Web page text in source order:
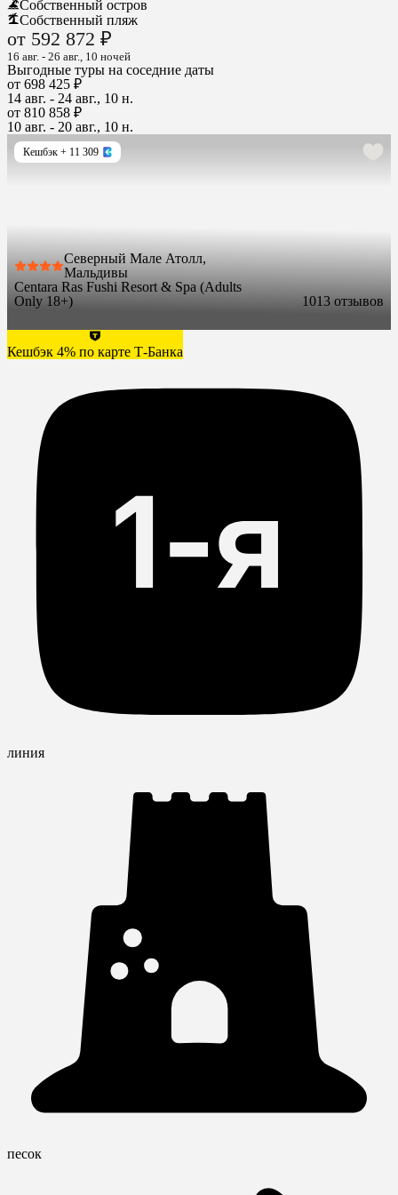
Собственный остров
Собственный пляж
от 592 872 ₽
16 авг. - 26 авг., 10 ночей
Выгодные туры на соседние даты
от 698 425 ₽
14 авг. - 24 авг., 10 н.
от 810 858 ₽
10 авг. - 20 авг., 10 н.
Кешбэк + 11 309
Северный Мале Атолл,
Мальдивы
Centara Ras Fushi Resort & Spa (Adults
Only 18+)
1013 отзывов
Кешбэк 4% по карте Т-Банка
линия
песок